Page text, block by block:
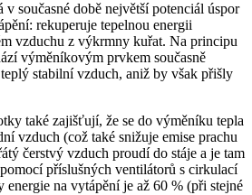
současné době největší potenciál úspor
rekuperuje tepelnou energii
vzduchu z výkrmny kuřat. Na principu
výměníkovým prvkem současně
stabilní vzduch, aniž by však přišly
také zajišťují, že se do výměníku tepla
vzduch (což také snižuje emise prachu
čerstvý vzduch proudí do stáje a je tam
příslušných ventilátorů s cirkulací
energie na vytápění je až 60 % (při stejné